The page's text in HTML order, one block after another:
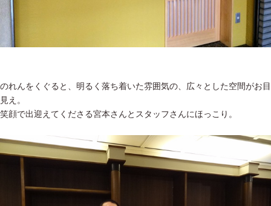
のれんをくぐると、明るく落ち着いた雰囲気の、広々とした空間がお目
見え。
笑顔で出迎えてくださる宮本さんとスタッフさんにほっこり。